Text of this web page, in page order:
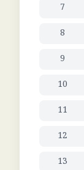
7
8
9
10
11
12
13